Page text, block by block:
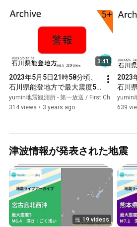
3:41
2023年5月5日21時58分頃、
石川県能登地方で最大震度5
強を観測した大きな地震【切
り抜きアーカイブ】【タイム
yumin地震観測所 - 第一放送 / First Ch.
314 views • 3 years ago
2023
石川
強を
り抜
yumin
639
津波情報が発表された地震
19 videos